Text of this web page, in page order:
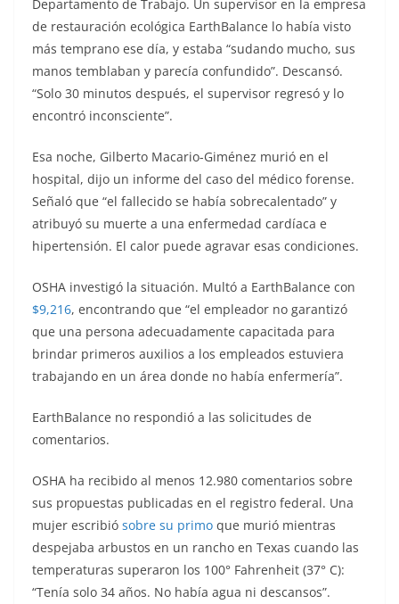
Departamento de Trabajo. Un supervisor en la empresa
de restauración ecológica EarthBalance lo había visto
más temprano ese día, y estaba “sudando mucho, sus
manos temblaban y parecía confundido”. Descansó.
“Solo 30 minutos después, el supervisor regresó y lo
encontró inconsciente”.
Esa noche, Gilberto Macario-Giménez murió en el
hospital, dijo un informe del caso del médico forense.
Señaló que “el fallecido se había sobrecalentado” y
atribuyó su muerte a una enfermedad cardíaca e
hipertensión. El calor puede agravar esas condiciones.
OSHA investigó la situación. Multó a EarthBalance con
$9,216, encontrando que “el empleador no garantizó
que una persona adecuadamente capacitada para
brindar primeros auxilios a los empleados estuviera
trabajando en un área donde no había enfermería”.
EarthBalance no respondió a las solicitudes de
comentarios.
OSHA ha recibido al menos 12.980 comentarios sobre
sus propuestas publicadas en el registro federal. Una
mujer escribió sobre su primo que murió mientras
despejaba arbustos en un rancho en Texas cuando las
temperaturas superaron los 100° Fahrenheit (37° C):
“Tenía solo 34 años. No había agua ni descansos”.